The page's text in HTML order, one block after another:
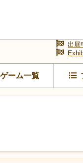
ゲーム一覧
出展